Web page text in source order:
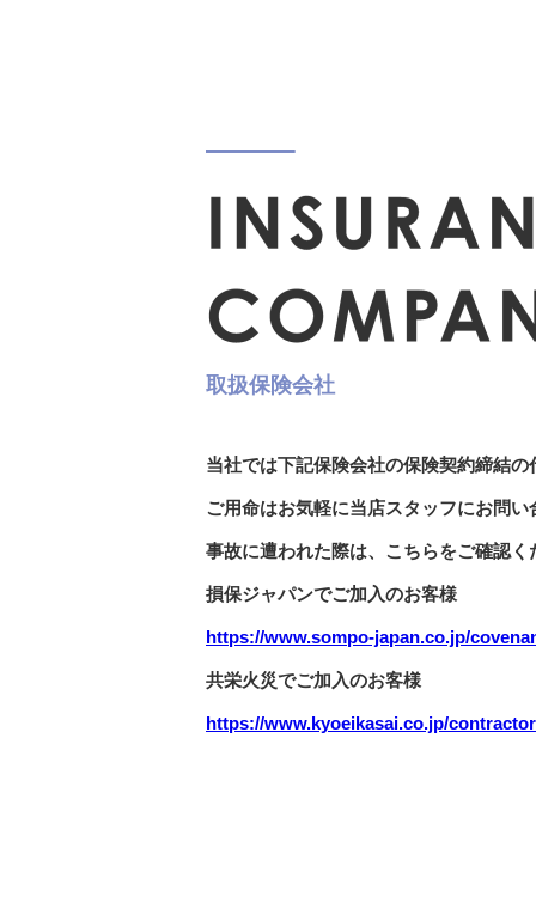
取扱保険会社
当社では下記保険会社の保険契約締結の
ご用命はお気軽に当店スタッフにお問い
事故に遭われた際は、こちらをご確認く
損保ジャパンでご加入のお客様
https://www.sompo-japan.co.jp/
共栄火災でご加入のお客様
https://www.kyoeikasai.co.jp/